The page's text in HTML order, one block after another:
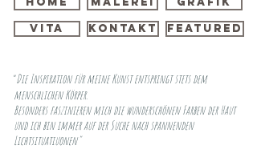
vita
Kontakt
featured
"Die Inspiration für meine Kunst entspringt stets dem
menschlichen Körper.
Besonders faszinieren mich die wunderschönen Farben der Haut
und ich bin immer auf der Suche nach spannenden
Lichtsituatiuonen"